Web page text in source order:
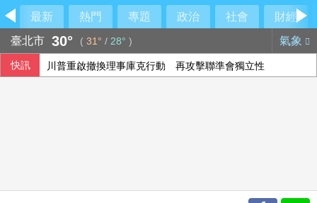
最新 熱門 專題 政治 社會
財經
臺北市 30° ( 31° / 28° ) 氣象
快訊 川普重啟撤換理事庫克行動 再攻擊聯準會獨立性